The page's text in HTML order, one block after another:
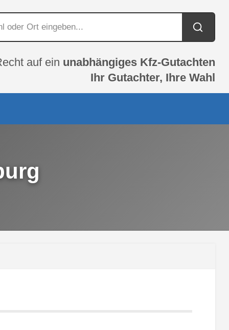
auf ein unabhängiges Kfz-Gutachten
Ihr Gutachter, Ihre Wahl